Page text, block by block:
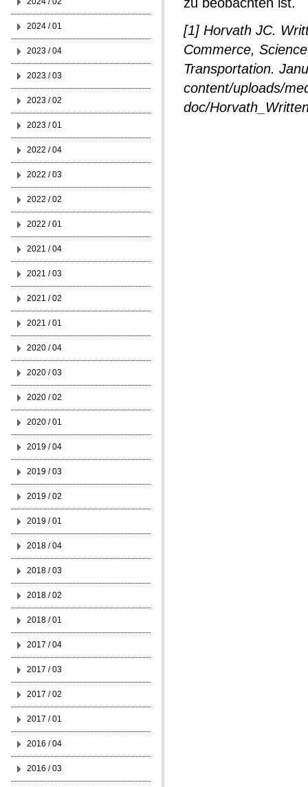
[1] Horvath JC.
Commerce,
Transportation.
content/uploads/
doc/
2024 / 01
2023 / 04
2023 / 03
2023 / 02
2023 / 01
2022 / 04
2022 / 03
2022 / 02
2022 / 01
2021 / 04
2021 / 03
2021 / 02
2021 / 01
2020 / 04
2020 / 03
2020 / 02
2020 / 01
2019 / 04
2019 / 03
2019 / 02
2019 / 01
2018 / 04
2018 / 03
2018 / 02
2018 / 01
2017 / 04
2017 / 03
2017 / 02
2017 / 01
2016 / 04
2016 / 03